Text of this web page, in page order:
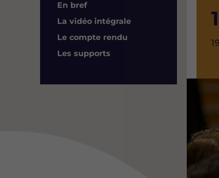
Résumé
En bref
La vidéo intégrale
Le compte rendu
Les supports